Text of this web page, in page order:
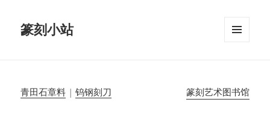
篆刻小站
青田石章料 |钨钢刻刀 篆刻艺术图书馆